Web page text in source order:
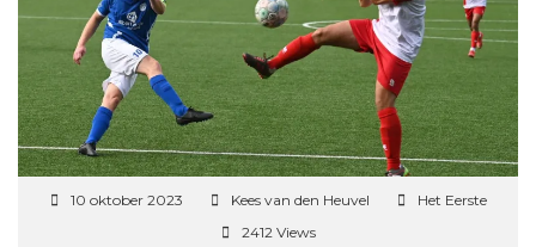
10 oktober 2023 Kees van den Heuvel
Het Eerste
2412 Views